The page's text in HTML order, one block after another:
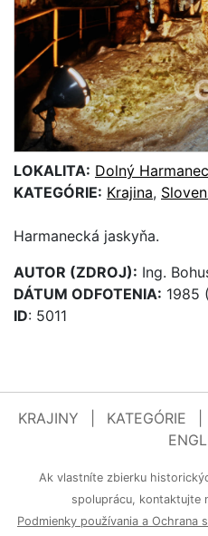
LOKALITA: Dolný Harmanec
KATEGÓRIE: Krajina,
Harmanecká jaskyňa.
AUTOR (ZDROJ): Ing.
DÁTUM ODFOTENIA: 1985
ID: 5011
KRAJINY KATEGÓRIE
Ak vlastníte zbierku
spoluprácu, kontaktujte
Podmienky používania a Ochrana